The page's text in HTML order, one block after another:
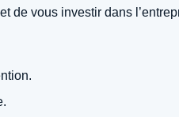
de vous investir dans